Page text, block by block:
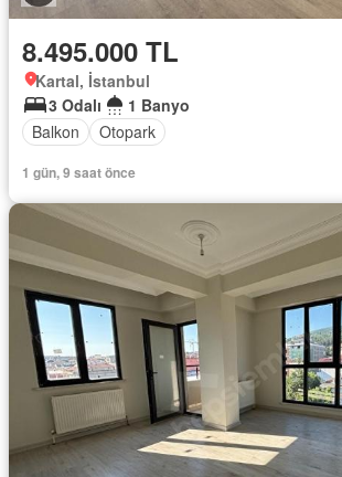
8.495.000 TL
Kartal, İstanbul
3 Odalı
1 Banyo
Balkon
Otopark
1 gün, 9 saat önce